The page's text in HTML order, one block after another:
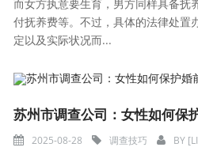
而女方执意要生育，男方同样具备抚
付抚养费等。不过，具体的法律处置
定以及实际状况而...
苏州市调查公司：女性如何保
2025-08-28 调查技巧 BY